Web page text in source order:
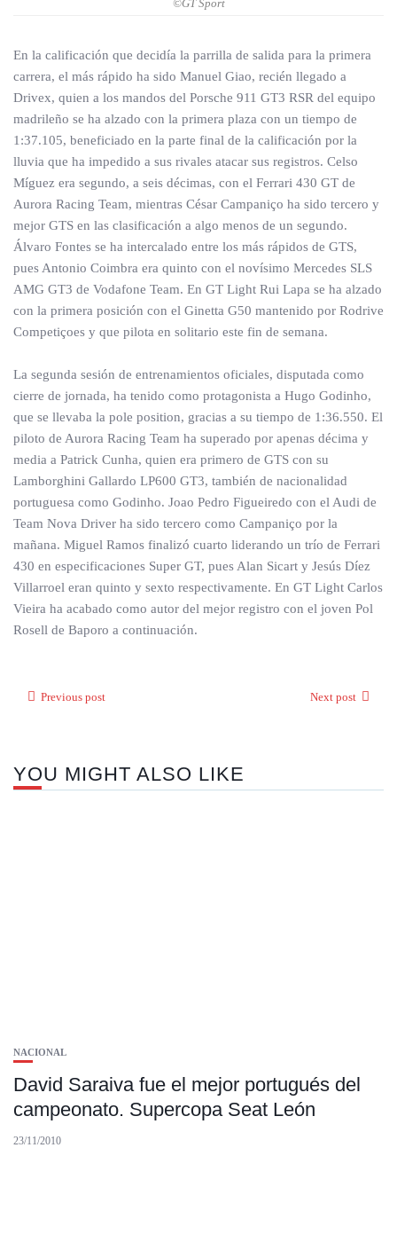
©GT Sport
En la calificación que decidía la parrilla de salida para la primera
carrera, el más rápido ha sido Manuel Giao, recién llegado a
Drivex, quien a los mandos del Porsche 911 GT3 RSR del equipo
madrileño se ha alzado con la primera plaza con un tiempo de
1:37.105, beneficiado en la parte final de la calificación por la
lluvia que ha impedido a sus rivales atacar sus registros. Celso
Míguez era segundo, a seis décimas, con el Ferrari 430 GT de
Aurora Racing Team, mientras César Campaniço ha sido tercero y
mejor GTS en las clasificación a algo menos de un segundo.
Álvaro Fontes se ha intercalado entre los más rápidos de GTS,
pues Antonio Coimbra era quinto con el novísimo Mercedes SLS
AMG GT3 de Vodafone Team. En GT Light Rui Lapa se ha alzado
con la primera posición con el Ginetta G50 mantenido por Rodrive
Competiçoes y que pilota en solitario este fin de semana.
La segunda sesión de entrenamientos oficiales, disputada como
cierre de jornada, ha tenido como protagonista a Hugo Godinho,
que se llevaba la pole position, gracias a su tiempo de 1:36.550. El
piloto de Aurora Racing Team ha superado por apenas décima y
media a Patrick Cunha, quien era primero de GTS con su
Lamborghini Gallardo LP600 GT3, también de nacionalidad
portuguesa como Godinho. Joao Pedro Figueiredo con el Audi de
Team Nova Driver ha sido tercero como Campaniço por la
mañana. Miguel Ramos finalizó cuarto liderando un trío de Ferrari
430 en especificaciones Super GT, pues Alan Sicart y Jesús Díez
Villarroel eran quinto y sexto respectivamente. En GT Light Carlos
Vieira ha acabado como autor del mejor registro con el joven Pol
Rosell de Baporo a continuación.
Previous post Next post
YOU MIGHT ALSO LIKE
NACIONAL
David Saraiva fue el mejor portugués del
campeonato. Supercopa Seat León
23/11/2010